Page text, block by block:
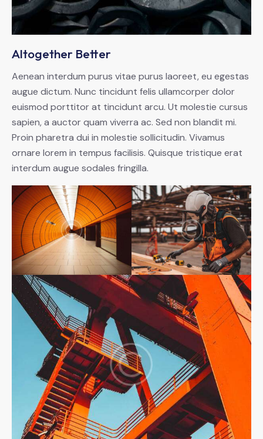
Altogether Better
Aenean interdum purus vitae purus laoreet, eu egestas
augue dictum. Nunc tincidunt felis ullamcorper dolor
euismod porttitor at tincidunt arcu. Ut molestie cursus
sapien, a auctor quam viverra ac. Sed non blandit mi.
Proin pharetra dui in molestie sollicitudin. Vivamus
ornare lorem in tempus facilisis. Quisque tristique erat
interdum augue sodales fringilla.